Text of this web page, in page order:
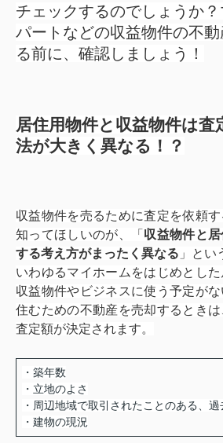
チェックするのでしょうか
パートなどの収益物件の不
る前に、確認しましょう！
居住用物件と収益物件は査
法が大きく異なる！？
収益物件を売るために査定を依頼
知ってほしいのが、「 収益物件と
する考え方がまったく異なる 」とい
いわゆるマイホームをはじめとし
収益物件やビジネスに使う予定が
住むための不動産を売却するとき
査定額が決定されます。
・築年数
・立地のよさ
・周辺地域で取引されたことのある、
・建物の現況